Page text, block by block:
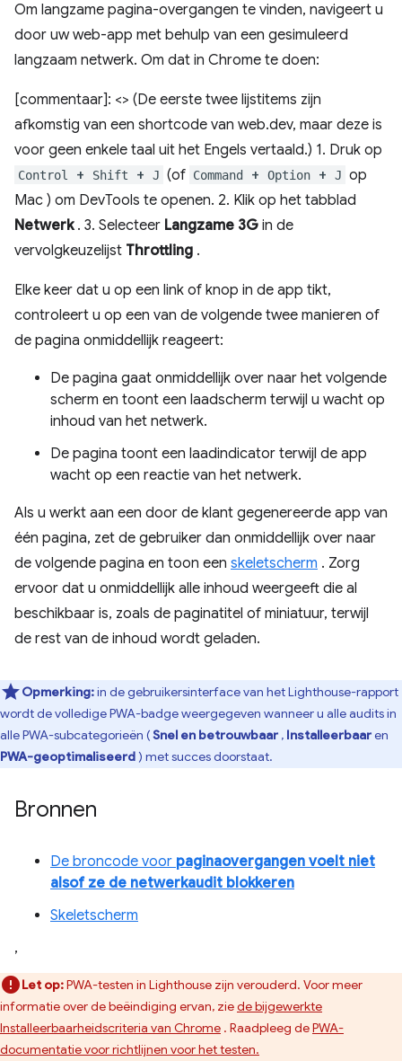
Om langzame pagina-overgangen te vinden, navigeert u
door uw web-app met behulp van een gesimuleerd
langzaam netwerk. Om dat in Chrome te doen:
[commentaar]: <> (De eerste twee lijstitems zijn
afkomstig van een shortcode van web.dev, maar deze is
voor geen enkele taal uit het Engels vertaald.) 1. Druk op
Control + Shift + J (of Command + Option + J op
Mac ) om DevTools te openen. 2. Klik op het tabblad
Netwerk. 3. Selecteer Langzame 3G in de
vervolgkeuzelijst Throttling .
Elke keer dat u op een link of knop in de app tikt,
controleert u op een van de volgende twee manieren of
de pagina onmiddellijk reageert:
De pagina gaat onmiddellijk over naar het volgende
scherm en toont een laadscherm terwijl u wacht op
inhoud van het netwerk.
De pagina toont een laadindicator terwijl de app
wacht op een reactie van het netwerk.
Als u werkt aan een door de klant gegenereerde app van
één pagina, zet de gebruiker dan onmiddellijk over naar
de volgende pagina en toon een skeletscherm . Zorg
ervoor dat u onmiddellijk alle inhoud weergeeft die al
beschikbaar is, zoals de paginatitel of miniatuur, terwijl
de rest van de inhoud wordt geladen.
Opmerking:in de gebruikersinterface van het Lighthouse-rapport
wordt de volledige PWA-badge weergegeven wanneer u alle audits in
alle PWA-subcategorieën (Snel en betrouwbaar , Installeerbaaren
PWA-geoptimaliseerd) met succes doorstaat.
Bronnen
De broncode voor paginaovergangen voelt niet
alsof ze de netwerkaudit blokkeren
Skeletscherm
,
Let op:PWA-testen in Lighthouse zijn verouderd. Voor meer
informatie over de beëindiging ervan, ziede bijgewerkte
Installeerbaarheidscriteria van Chrome . Raadpleeg dePWA-
documentatie voor richtlijnen voor het testen.